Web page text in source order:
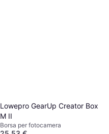
Lowepro GearUp Creator Box
M II
Borsa per fotocamera